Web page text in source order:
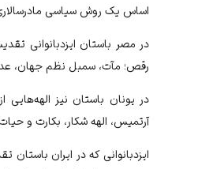
اساس یک روش سیاسی
در مصر باستان ایزدبانوانی
رقص؛ مآت، سمبل نظم جهان،
در یونان باستان نیز الهه‌هایی
آرتمیس، الهه شکار، بکارت و
ایزدبانوانی که در ایران باستان